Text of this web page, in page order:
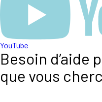
YouTube
Besoin d’aide
que vous